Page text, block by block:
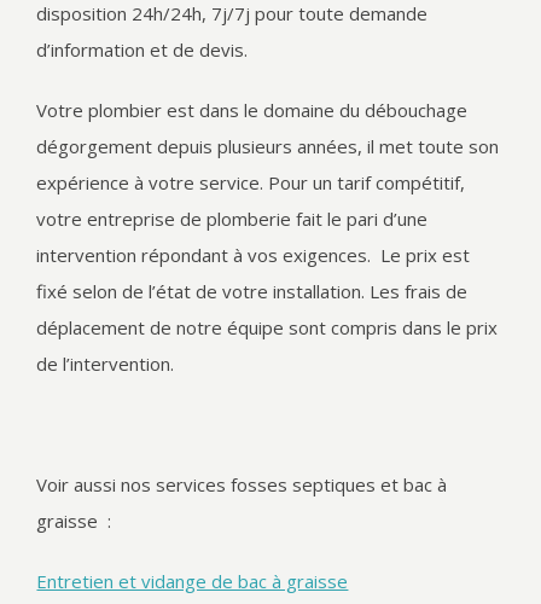
disposition 24h/24h, 7j/7j pour toute demande
d’information et de devis.
Votre plombier est dans le domaine du débouchage
dégorgement depuis plusieurs années, il met toute son
expérience à votre service. Pour un tarif compétitif,
votre entreprise de plomberie fait le pari d’une
intervention répondant à vos exigences. Le prix est
fixé selon de l’état de votre installation. Les frais de
déplacement de notre équipe sont compris dans le prix
de l’intervention.
Voir aussi nos services fosses septiques et bac à
graisse :
Entretien et vidange de bac à graisse